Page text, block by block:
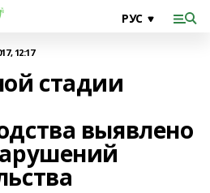
12:17
стадии
выявлено